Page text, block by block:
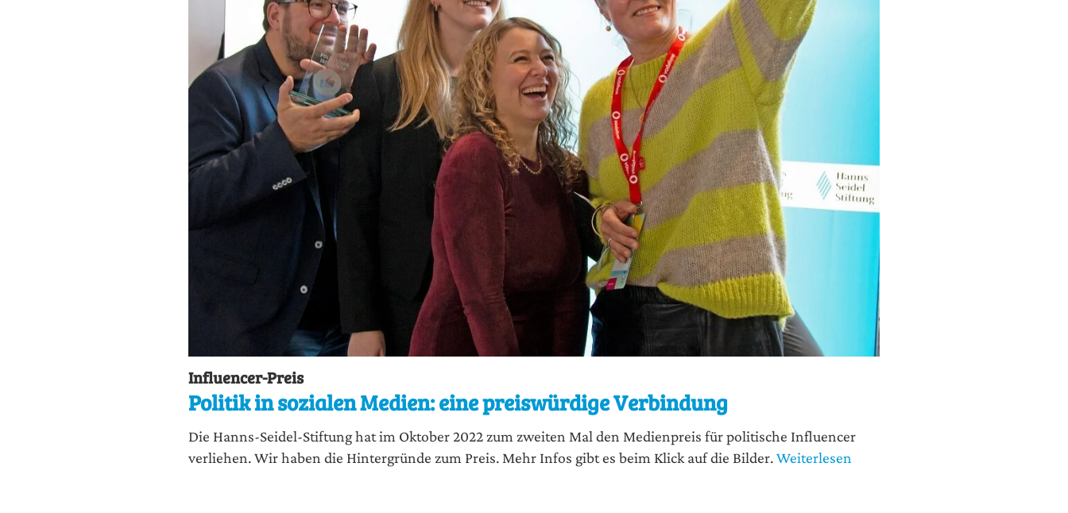
Influencer-Preis
Politik in sozialen Medien: eine preiswürdige Verbindung
Die Hanns-Sei­del-Stif­tung hat im Okto­ber 2022 zum zwei­ten Mal den Medi­en­preis für poli­ti­sche Influen­cer
ver­lie­hen. Wir haben die Hin­ter­grün­de zum Preis. Mehr Infos gibt es beim Klick auf die Bilder.Weiterlesen